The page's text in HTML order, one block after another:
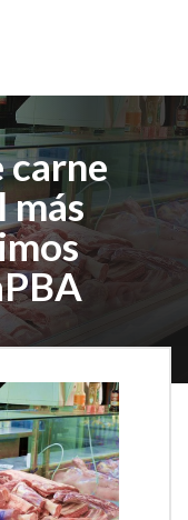
carne
más